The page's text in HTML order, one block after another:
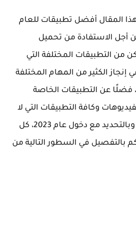
المقال أفضل تطبيقات للعام
وذلك من أجل الاستفادة من تحميل
من التطبيقات المختلفة التي
الكثير من المهام المختلفة
فضلًا عن التطبيقات الخاصة
وكافة التطبيقات التي لا
غنى عنها في هاتفك وبالتحديد مع دخول عام 2023، كل
في السطور التالية من